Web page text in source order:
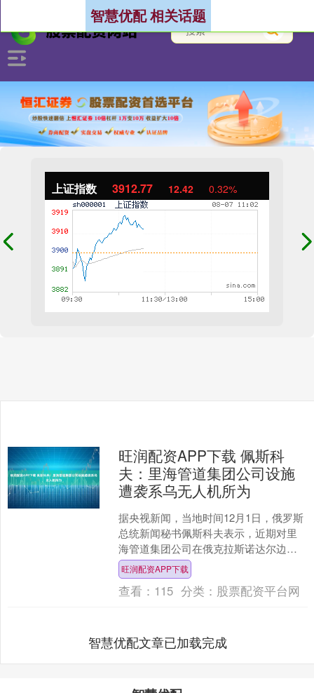
上证指数 3912.77 12.42 0.32%
智慧优配 相关话题
旺润配资APP下载 佩斯科
夫：里海管道集团公司设施
遭袭系乌无人机所为
据央视新闻，当地时间12月1日，俄罗斯
总统新闻秘书佩斯科夫表示，近期对里
海管道集团公司在俄克拉斯诺达尔边疆
区新罗西斯克港附近水域的基础设施的
袭击，以及对黑海油轮....
旺润配资APP下载
查看： 115 分类： 股票配资平台网
智慧优配文章已加载完成